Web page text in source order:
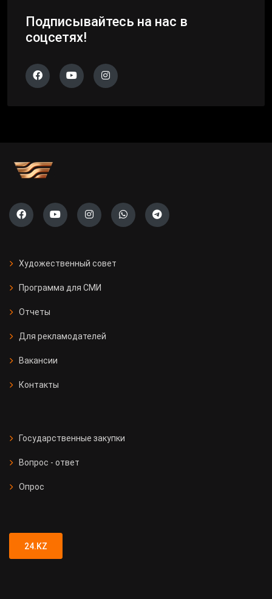
Подписывайтесь на нас в
соцсетях!
Художественный совет
Программа для СМИ
Отчеты
Для рекламодателей
Вакансии
Контакты
Государственные закупки
Вопрос - ответ
Опрос
24.KZ